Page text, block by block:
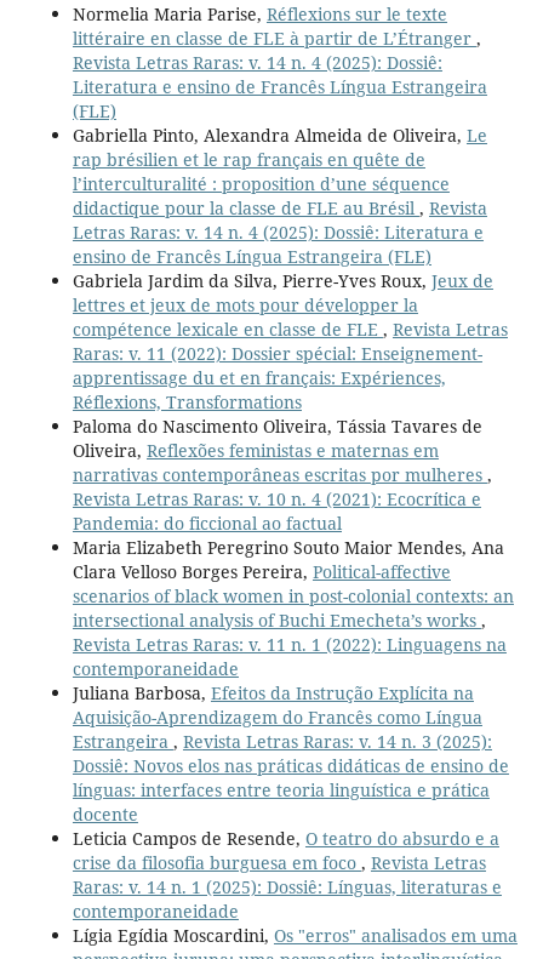
Normelia Maria Parise, Réflexions sur le texte
littéraire en classe de FLE à partir de L’Étranger ,
Revista Letras Raras: v. 14 n. 4 (2025): Dossiê:
Literatura e ensino de Francês Língua Estrangeira
(FLE)
Gabriella Pinto, Alexandra Almeida de Oliveira, Le
rap brésilien et le rap français en quête de
l’interculturalité : proposition d’une séquence
didactique pour la classe de FLE au Brésil , Revista
Letras Raras: v. 14 n. 4 (2025): Dossiê: Literatura e
ensino de Francês Língua Estrangeira (FLE)
Gabriela Jardim da Silva, Pierre-Yves Roux, Jeux de
lettres et jeux de mots pour développer la
compétence lexicale en classe de FLE , Revista Letras
Raras: v. 11 (2022): Dossier spécial: Enseignement-
apprentissage du et en français: Expériences,
Réflexions, Transformations
Paloma do Nascimento Oliveira, Tássia Tavares de
Oliveira, Reflexões feministas e maternas em
narrativas contemporâneas escritas por mulheres ,
Revista Letras Raras: v. 10 n. 4 (2021): Ecocrítica e
Pandemia: do ficcional ao factual
Maria Elizabeth Peregrino Souto Maior Mendes, Ana
Clara Velloso Borges Pereira, Political-affective
scenarios of black women in post-colonial contexts: an
intersectional analysis of Buchi Emecheta’s works ,
Revista Letras Raras: v. 11 n. 1 (2022): Linguagens na
contemporaneidade
Juliana Barbosa, Efeitos da Instrução Explícita na
Aquisição-Aprendizagem do Francês como Língua
Estrangeira , Revista Letras Raras: v. 14 n. 3 (2025):
Dossiê: Novos elos nas práticas didáticas de ensino de
línguas: interfaces entre teoria linguística e prática
docente
Leticia Campos de Resende, O teatro do absurdo e a
crise da filosofia burguesa em foco , Revista Letras
Raras: v. 14 n. 1 (2025): Dossiê: Línguas, literaturas e
contemporaneidade
Lígia Egídia Moscardini, Os "erros" analisados em uma